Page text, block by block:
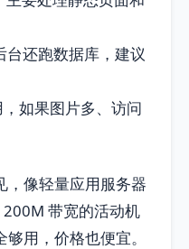
台还跑数据库，建议
如果图片多、访问
，像轻量应用服务器
带宽的活动机
用，价格也便宜。